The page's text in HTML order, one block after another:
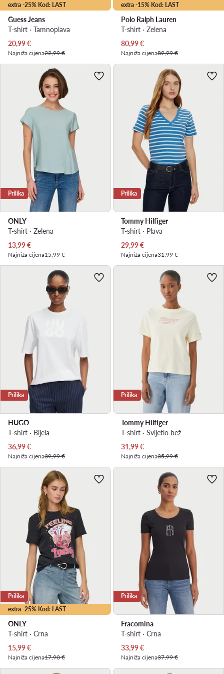
extra -25% Kod: LAST
Guess Jeans
T-shirt · Tamnoplava
Trenutna cijena
20,99€
Najniža cijena22,99 €
extra -15% Kod: LAST
Polo Ralph Lauren
T-shirt · Zelena
Trenutna cijena
80,99€
Najniža cijena89,99 €
Prilika
ONLY
T-shirt · Zelena
Trenutna cijena
13,99€
Najniža cijena15,99 €
Prilika
Tommy Hilfiger
T-shirt · Plava
Trenutna cijena
29,99€
Najniža cijena31,99 €
Prilika
HUGO
T-shirt · Bijela
Trenutna cijena
36,99€
Najniža cijena39,99 €
Prilika
Tommy Hilfiger
T-shirt · Svijetlo bež
Trenutna cijena
31,99€
Najniža cijena35,99 €
extra -25% Kod: LAST
Prilika
ONLY
T-shirt · Crna
Trenutna cijena
15,99€
Najniža cijena17,90 €
Prilika
Fracomina
T-shirt · Crna
Trenutna cijena
33,99€
Najniža cijena37,99 €